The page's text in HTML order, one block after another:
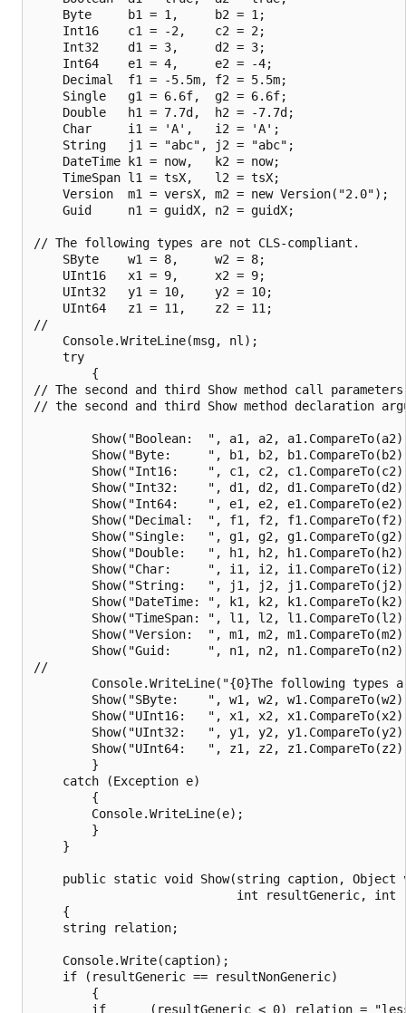
    Byte     b1 = 1,     b2 = 1;
    Int16    c1 = -2,    c2 = 2;
    Int32    d1 = 3,     d2 = 3;
    Int64    e1 = 4,     e2 = -4;
    Decimal  f1 = -5.5m, f2 = 5.5m;
    Single   g1 = 6.6f,  g2 = 6.6f;
    Double   h1 = 7.7d,  h2 = -7.7d;
    Char     i1 = 'A',   i2 = 'A';
    String   j1 = "abc", j2 = "abc";
    DateTime k1 = now,   k2 = now;
    TimeSpan l1 = tsX,   l2 = tsX;
    Version  m1 = versX, m2 = new Version("2.0");
    Guid     n1 = guidX, n2 = guidX;
// The following types are not CLS-compliant.
    SByte    w1 = 8,     w2 = 8;
    UInt16   x1 = 9,     x2 = 9;
    UInt32   y1 = 10,    y2 = 10;
    UInt64   z1 = 11,    z2 = 11;
//
    Console.WriteLine(msg, nl);
    try
        {
// The second and third Show method call
// the second and third Show method declaration
Show("Boolean:  ", a1, a2,
Show("Byte:     ", b1, b2,
Show("Int16:    ", c1, c2,
Show("Int32:    ", d1, d2,
Show("Int64:    ", e1, e2,
Show("Decimal:  ", f1, f2,
Show("Single:   ", g1, g2,
Show("Double:   ", h1, h2,
Show("Char:     ", i1, i2,
Show("String:   ", j1, j2,
Show("DateTime: ", k1, k2,
Show("TimeSpan: ", l1, l2,
Show("Version:  ", m1, m2,
Show("Guid:     ", n1, n2,
//
Console.WriteLine("{0}The following types
Show("SByte:    ", w1, w2,
Show("UInt16:   ", x1, x2,
Show("UInt32:   ", y1, y2,
Show("UInt64:   ", z1, z2,
        }
    catch (Exception e)
        {
        Console.WriteLine(e);
        }
    }
public static void Show(string caption, Object
int resultGeneric, int
    {
    string relation;
    Console.Write(caption);
    if (resultGeneric == resultNonGeneric)
        {
if      (resultGeneric < 0) relation =